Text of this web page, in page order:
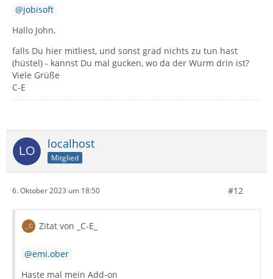
jobisoft
Hallo John,
falls Du hier mitliest, und sonst grad nichts zu tun hast
(hüstel) - kannst Du mal gucken, wo da der Wurm drin ist?
Viele Grüße
C-E
localhost
Mitglied
6. Oktober 2023 um 18:50 #12
Zitat von _C-E_
emi.ober
Haste mal mein Add-on